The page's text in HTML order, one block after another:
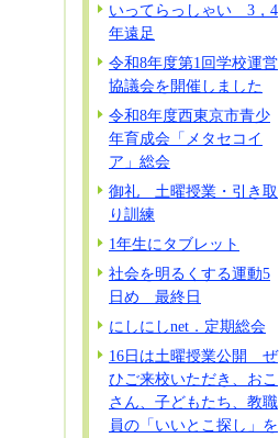
いってらっしゃい 3，4
年遠足
令和8年度第1回学校運営
協議会を開催しました
令和8年度西東京市青少
年育成会「メタセコイ
ア」総会
御礼 土曜授業・引き取
り訓練
1年生にタブレット
社会を明るくする運動5
日め 最終日
にしにしnet．定期総会
16日は土曜授業公開 ぜ
ひご来校いただき、おこ
さん、子どもたち、教職
員の「いいとこ探し」を